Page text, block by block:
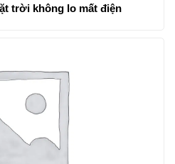
trời không lo mất điện